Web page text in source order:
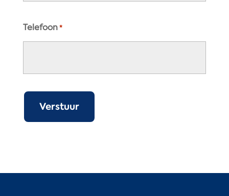
Telefoon*